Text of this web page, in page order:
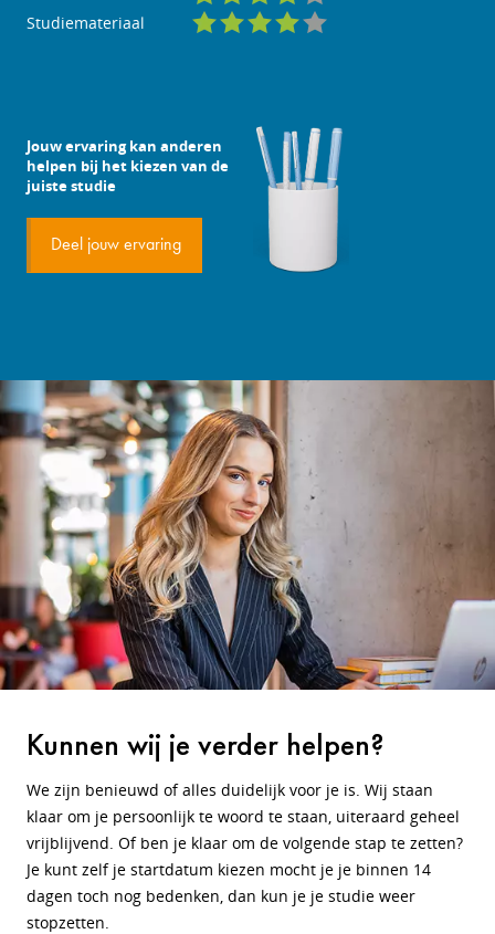
Studiemateriaal
Jouw ervaring kan anderen
helpen bij het kiezen van de
juiste studie
Deel jouw ervaring
Kunnen wij je verder helpen?
We zijn benieuwd of alles duidelijk voor je is. Wij staan
klaar om je persoonlijk te woord te staan, uiteraard geheel
vrijblijvend. Of ben je klaar om de volgende stap te zetten?
Je kunt zelf je startdatum kiezen mocht je je binnen 14
dagen toch nog bedenken, dan kun je je studie weer
stopzetten.